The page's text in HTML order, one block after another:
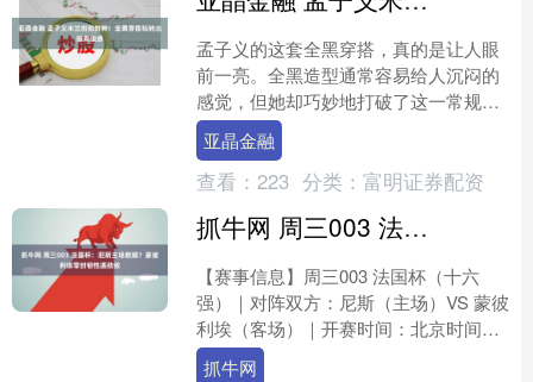
孟子义的这套全黑穿搭，真的是让人眼
前一亮。全黑造型通常容易给人沉闷的
感觉，但她却巧妙地打破了这一常规，
穿出了别样的时尚感。 这套造型中的
oversize皮衣搭配....
亚晶金融
查看： 223 分类： 富明证券配资
抓牛网 周三003 法国杯：尼斯主场救赎？蒙彼利埃零封韧性遇劲敌
【赛事信息】周三003 法国杯（十六
强）｜对阵双方：尼斯（主场）VS 蒙彼
利埃（客场）｜开赛时间：北京时间
2026年2月5日03:30｜比赛场地：尼斯
抓牛网